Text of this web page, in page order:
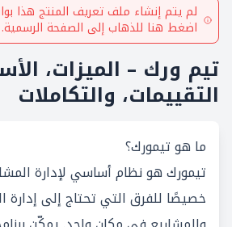
لم يتم إنشاء ملف تعريف المنتج هذا
اضغط هنا للذهاب إلى الصفحة الرسمية.
تيم ورك – الميزات،
التقييمات، والتكاملات
ما هو تيمورك؟
تيمورك هو نظام أساسي لإدارة
خصيصًا للفرق التي تحتاج إلى إدارة